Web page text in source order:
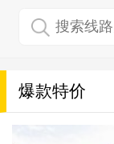
爆款特价